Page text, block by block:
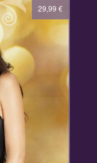
29,99 €